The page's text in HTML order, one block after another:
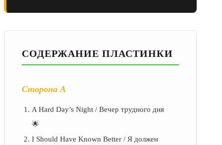
СОДЕРЖАНИЕ ПЛАСТИНКИ
Сторона А
A Hard Day’s Night / Вечер трудного дня
🌟
I Should Have Known Better / Я должен